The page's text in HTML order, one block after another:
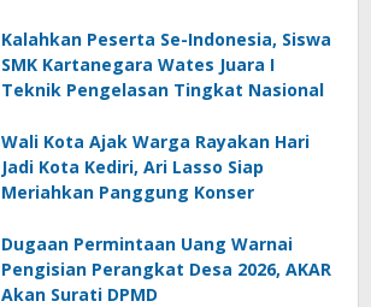
Kalahkan Peserta Se-Indonesia, Siswa
SMK Kartanegara Wates Juara I
Teknik Pengelasan Tingkat Nasional
Wali Kota Ajak Warga Rayakan Hari
Jadi Kota Kediri, Ari Lasso Siap
Meriahkan Panggung Konser
Dugaan Permintaan Uang Warnai
Pengisian Perangkat Desa 2026, AKAR
Akan Surati DPMD